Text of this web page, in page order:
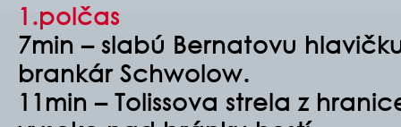
1.polčas
7min – slabú Bernatovu
brankár Schwolow.
11min – Tolissova strela z